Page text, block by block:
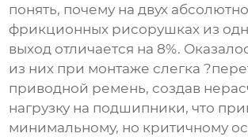
понять, почему на двух
фрикционных рисорушках из
выход отличается на 8%.
из них при монтаже слегка
приводной ремень, создав
нагрузку на подшипники, что
минимальному, но критичному